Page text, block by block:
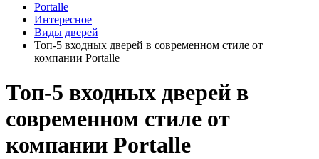
Portalle
Интересное
Виды дверей
Топ-5 входных дверей в современном стиле от
компании Portalle
Топ-5 входных дверей в
современном стиле от
компании Portalle